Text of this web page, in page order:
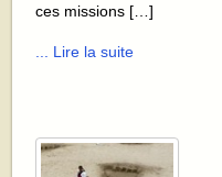
ces missions […]
... Lire la suite